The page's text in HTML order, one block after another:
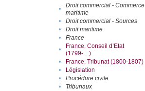
•
Droit commercial - Commerce
maritime
• Droit commercial - Sources
•
Droit maritime
•
France
•
France. Conseil d’Etat
(1799-....)
• France. Tribunat (1800-1807)
•
Législation
•
Procédure civile
•
Tribunaux